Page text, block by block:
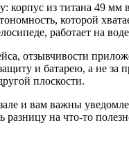
корпус из титана 49
которой
работает на
отзывчивости
и батарею, а не за
плоскости.
и вам важны
разницу на что-то